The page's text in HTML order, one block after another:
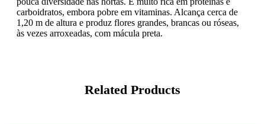
carboidratos, embora pobre em vitaminas. Alcança cerca de
1,20 m de altura e produz flores grandes, brancas ou róseas,
às vezes arroxeadas, com mácula preta.
Related Products